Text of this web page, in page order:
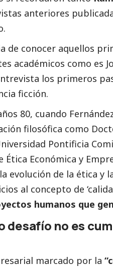
anteriores
de conocer aquellos
académicos como es
los primeros
ficción.
80, cuando
filosófica como
Pontificia
Ética Económica y
evolución de la ética y
al concepto de
humanos que
desafío no es
marcado por la